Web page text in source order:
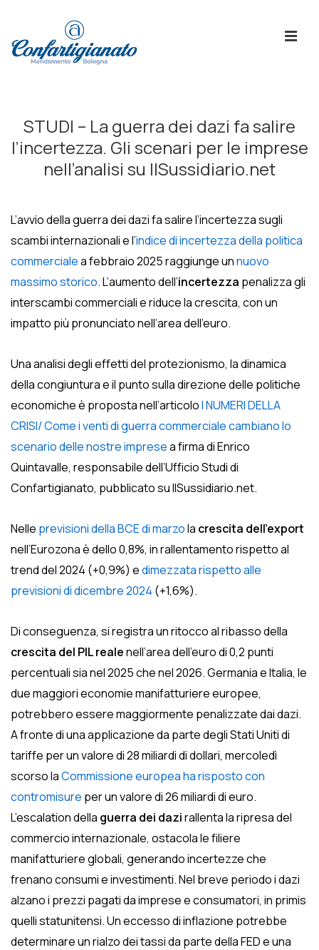
Principale
STUDI – La guerra dei dazi fa salire
l’incertezza. Gli scenari per le imprese
nell’analisi su IlSussidiario.net
L’avvio della guerra dei dazi fa salire l’incertezza sugli
scambi internazionali e l’indice di incertezza della politica
commercialea febbraio 2025 raggiunge unnuovo
massimo storico. L’aumento dell’incertezza penalizza gli
interscambi commerciali e riduce la crescita, con un
impatto più pronunciato nell’area dell’euro.
Una analisi degli effetti del protezionismo, la dinamica
della congiuntura e il punto sulla direzione delle politiche
economiche è proposta nell’articoloI NUMERI DELLA
CRISI/ Come i venti di guerra commerciale cambiano lo
scenario delle nostre impresea firma di Enrico
Quintavalle, responsabile dell’Ufficio Studi di
Confartigianato, pubblicato su IlSussidiario.net.
Nelle previsioni della BCE di marzola crescita dell’export
nell’Eurozona è dello 0,8%, in rallentamento rispetto al
trend del 2024 (+0,9%) edimezzata rispetto alle
previsioni di dicembre 2024 (+1,6%).
Di conseguenza, si registra un ritocco al ribasso della
crescita del PIL realenell’area dell’euro di 0,2 punti
percentuali sia nel 2025 che nel 2026. Germania e Italia, le
due maggiori economie manifatturiere europee,
potrebbero essere maggiormente penalizzate dai dazi.
A fronte di una applicazione da parte degli Stati Uniti di
tariffe per un valore di 28 miliardi di dollari, mercoledì
scorso laCommissione europea ha risposto con
contromisure per un valore di 26 miliardi di euro.
L’escalation della guerra dei dazirallenta la ripresa del
commercio internazionale, ostacola le filiere
manifatturiere globali, generando incertezze che
frenano consumi e investimenti. Nel breve periodo i dazi
alzano i prezzi pagati da imprese e consumatori, in primis
quelli statunitensi. Un eccesso di inflazione potrebbe
determinare un rialzo dei tassi da parte della FED e una